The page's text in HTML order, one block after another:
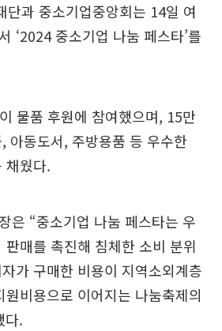
단과 중소기업중앙회는 14일 여
‘2024 중소기업 나눔 페스타’를
물품 후원에 참여했으며, 15만
아동도서, 주방용품 등 우수한
채웠다.
은 “중소기업 나눔 페스타는 우
매를 촉진해 침체한 소비 분위
가 구매한 비용이 지역소외계층
비용으로 이어지는 나눔축제의
다.